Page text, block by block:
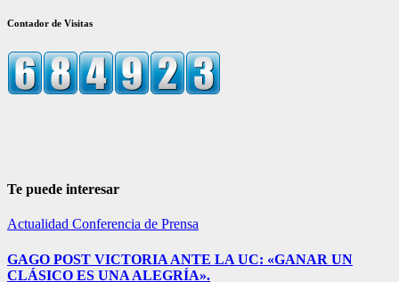
Contador de Visitas
Te puede interesar
Actualidad Conferencia de Prensa
GAGO POST VICTORIA ANTE LA UC: «GANAR UN
CLÁSICO ES UNA ALEGRÍA».